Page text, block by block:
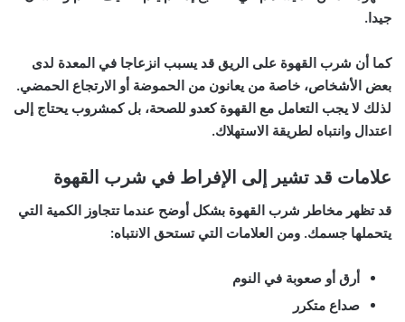
جيدا.
كما أن شرب القهوة على الريق قد يسبب انزعاجا في المعدة لدى
بعض الأشخاص، خاصة من يعانون من الحموضة أو الارتجاع الحمضي.
لذلك لا يجب التعامل مع القهوة كعدو للصحة، بل كمشروب يحتاج إلى
اعتدال وانتباه لطريقة الاستهلاك.
علامات قد تشير إلى الإفراط في شرب القهوة
قد تظهر مخاطر شرب القهوة بشكل أوضح عندما تتجاوز الكمية التي
يتحملها جسمك. ومن العلامات التي تستحق الانتباه:
أرق أو صعوبة في النوم
صداع متكرر